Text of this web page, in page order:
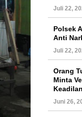
Juli 22,
Polsek
Anti
Juli 22,
Orang
Minta
Juni 26,